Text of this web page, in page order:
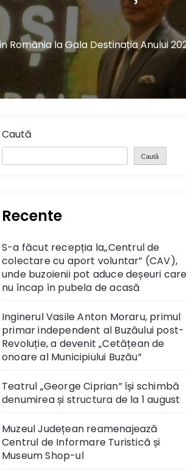
la Gala Destinația Anului
Caută
Caută
Recente
S-a făcut recepția la,,Centrul de
colectare cu aport voluntar” (CAV),
unde buzoienii pot aduce deșeuri care
nu încap în pubela de acasă
Inginerul Vasile Anton Moraru, primul
primar independent al Buzăului post-
Revoluție, a devenit „Cetățean de
onoare al Municipiului Buzău”
Teatrul „George Ciprian” își schimbă
denumirea și structura de la 1 august
Muzeul Județean reamenajează
Centrul de Informare Turistică și
Museum Shop-ul